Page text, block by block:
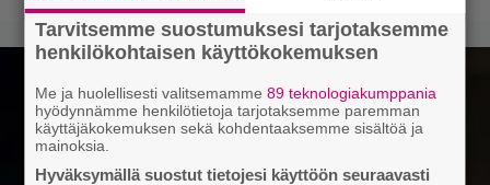
Tarvitsemme suostumuksesi tarjotaksemme
henkilökohtaisen käyttökokemuksen
Me ja huolellisesti valitsemamme89 teknologiakumppania
hyödynnämme henkilötietoja tarjotaksemme paremman
käyttäjäkokemuksen sekä kohdentaaksemme sisältöä ja
mainoksia.
Hyväksymällä suostut tietojesi käyttöön seuraavasti